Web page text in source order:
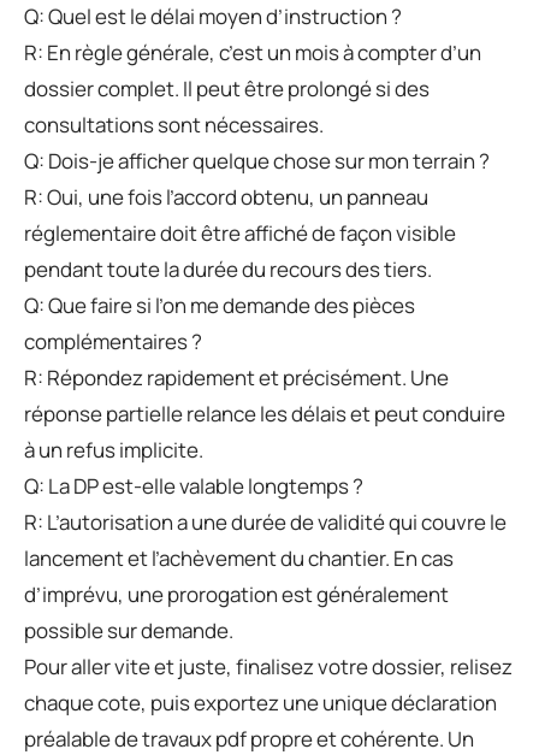
Q: Quel est le délai moyen d’instruction ?
R: En règle générale, c’est un mois à compter d’un
dossier complet. Il peut être prolongé si des
consultations sont nécessaires.
Q: Dois-je afficher quelque chose sur mon terrain ?
R: Oui, une fois l’accord obtenu, un panneau
réglementaire doit être affiché de façon visible
pendant toute la durée du recours des tiers.
Q: Que faire si l’on me demande des pièces
complémentaires ?
R: Répondez rapidement et précisément. Une
réponse partielle relance les délais et peut conduire
à un refus implicite.
Q: La DP est-elle valable longtemps ?
R: L’autorisation a une durée de validité qui couvre le
lancement et l’achèvement du chantier. En cas
d’imprévu, une prorogation est généralement
possible sur demande.
Pour aller vite et juste, finalisez votre dossier, relisez
chaque cote, puis exportez une unique déclaration
préalable de travaux pdf propre et cohérente. Un